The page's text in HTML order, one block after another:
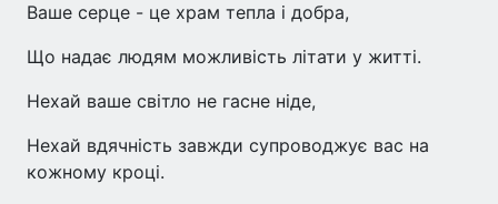
Ваше серце - це храм тепла і добра,
Що надає людям можливість літати у житті.
Нехай ваше світло не гасне ніде,
Нехай вдячність завжди супроводжує вас на
кожному кроці.